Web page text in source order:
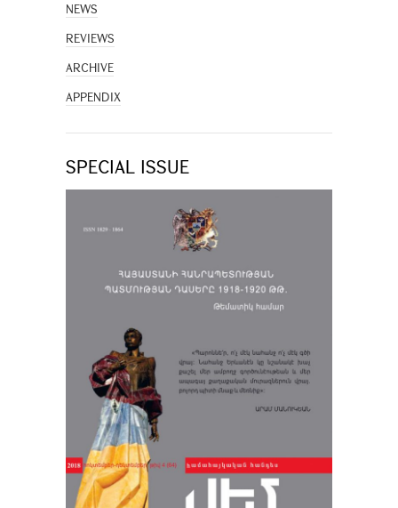
NEWS
REVIEWS
ARCHIVE
APPENDIX
SPECIAL ISSUE